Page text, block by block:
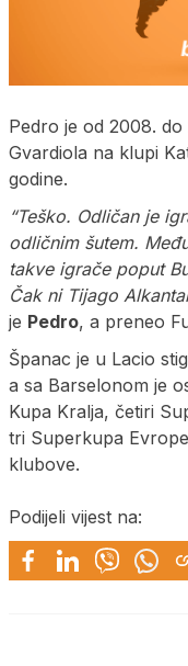
Pedro je od 2008.
Gvardiola na klupi
godine.
“Teško. Odličan je
odličnim šutem.
takve igrače poput
Čak ni Tijago
je Pedro, a preneo
Španac je u Lacio
a sa Barselonom je
Kupa Kralja, četiri
tri Superkupa
klubove.
Podijeli vijest na: